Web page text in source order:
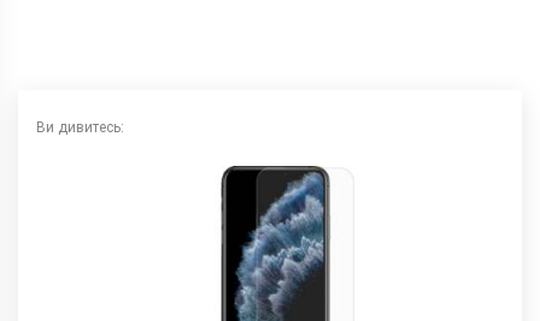
Ви дивитесь: